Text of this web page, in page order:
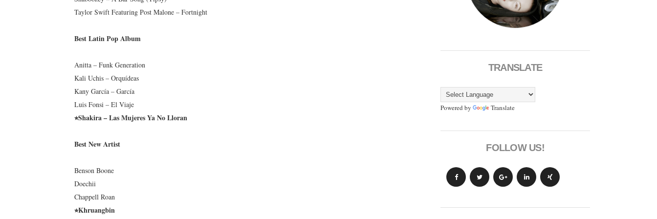
Taylor Swift Featuring Post Malone – Fortnight
Best Latin Pop Album
Anitta – Funk Generation
Kali Uchis – Orquídeas
Kany García – García
Luis Fonsi – El Viaje
⭐︎Shakira – Las Mujeres Ya No Lloran
Best New Artist
Benson Boone
Doechii
Chappell Roan
⭐︎Khruangbin
TRANSLATE
Powered by Translate
FOLLOW US!